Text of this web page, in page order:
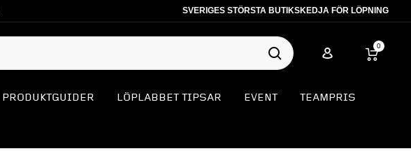
SVERIGES STÖRSTA BUTIKSKEDJA FÖR LÖPNING
0
PRODUKTGUIDER LÖPLABBET TIPSAR EVENT TEAMPRIS